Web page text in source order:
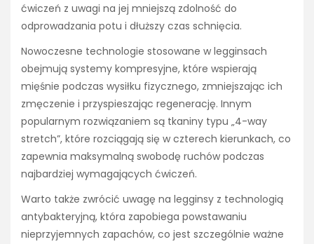
ćwiczeń z uwagi na jej mniejszą zdolność do
odprowadzania potu i dłuższy czas schnięcia.
Nowoczesne technologie stosowane w legginsach
obejmują systemy kompresyjne, które wspierają
mięśnie podczas wysiłku fizycznego, zmniejszając ich
zmęczenie i przyspieszając regenerację. Innym
popularnym rozwiązaniem są tkaniny typu „4-way
stretch”, które rozciągają się w czterech kierunkach, co
zapewnia maksymalną swobodę ruchów podczas
najbardziej wymagających ćwiczeń.
Warto także zwrócić uwagę na legginsy z technologią
antybakteryjną, która zapobiega powstawaniu
nieprzyjemnych zapachów, co jest szczególnie ważne